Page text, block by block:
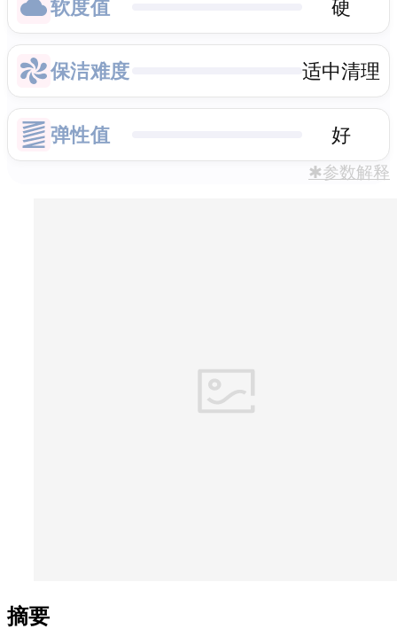
软度值 硬
保洁难度 适中清理
弹性值 好
✱参数解释
摘要